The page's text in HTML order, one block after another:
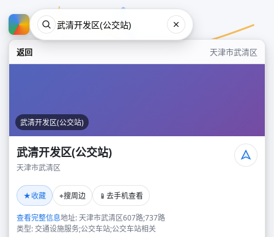
返回 天津市武清区
武清开发区(公交站)
武清开发区(公交站)
天津市武清区
★收藏 ⌖搜周边 📱 去手机查看
查看完整信息地址: 天津市武清区607路;737路
类型: 交通设施服务;公交车站;公交车站相关